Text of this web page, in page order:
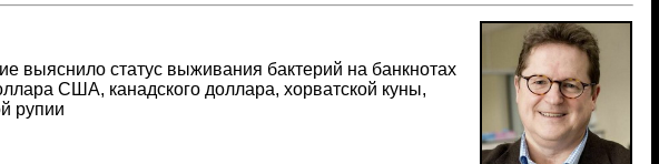
выяснило статус выживания бактерий на банкнотах
США, канадского доллара, хорватской куны,
рупии